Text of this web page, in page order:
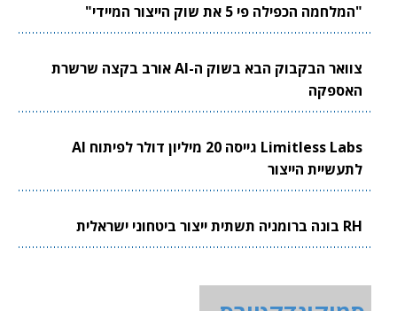
"המלחמה הכפילה פי 5 את שוק הייצור המיידי"
צוואר הבקבוק הבא בשוק ה-AI אורב בקצה שרשרת
האספקה
Limitless Labs גייסה 20 מיליון דולר לפיתוח AI
לתעשיית הייצור
RH בונה ברומניה תשתית ייצור ביטחוני ישראלית